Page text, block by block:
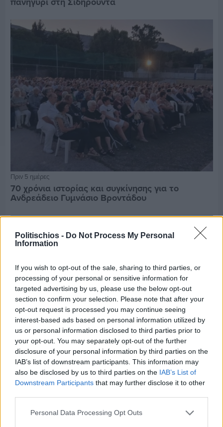
Politischios - Do Not Process My Personal
Information
If you wish to opt-out of the sale, sharing to third parties, or
processing of your personal or sensitive information for
targeted advertising by us, please use the below opt-out
section to confirm your selection. Please note that after your
opt-out request is processed you may continue seeing
interest-based ads based on personal information utilized by
us or personal information disclosed to third parties prior to
your opt-out. You may separately opt-out of the further
disclosure of your personal information by third parties on the
IAB’s list of downstream participants. This information may
also be disclosed by us to third parties on the IAB’s List of
Downstream Participants that may further disclose it to other
Personal Data Processing Opt Outs
Πριν 5 ημέρες
70 χρόνια ιστορίας και συγκίνησης για το
Ανδρεάδειο Γυμνάσιο Βροντάδου
Πριν 5 ημέρες
Ο καιρός στη Χίο, σήμερα 3 Αυγούστου 2026